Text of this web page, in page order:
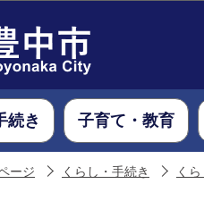
続き 子育て・教育
ージ くらし・手続き く